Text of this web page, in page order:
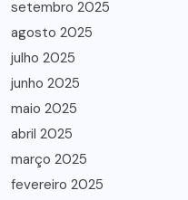
setembro 2025
agosto 2025
julho 2025
junho 2025
maio 2025
abril 2025
março 2025
fevereiro 2025